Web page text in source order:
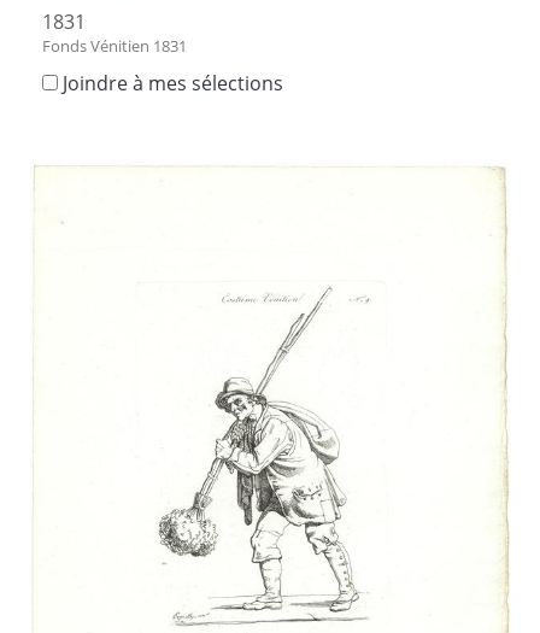
1831
Fonds Vénitien 1831
Joindre à mes sélections